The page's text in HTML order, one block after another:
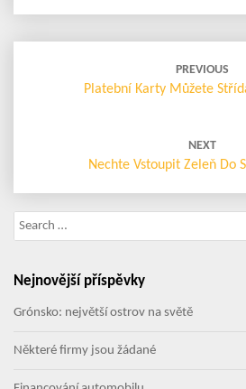
PREVIOUS
Platební Karty Můžete
NEXT
Nechte Vstoupit Zeleň Do
Search
for:
Nejnovější příspěvky
Grónsko: největší ostrov na světě
Některé firmy jsou žádané